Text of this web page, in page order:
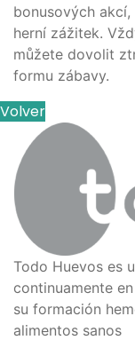
bonusových
herní zážitek.
můžete dovolit
formu zábavy.
Volver
Todo Huevos es
continuamente
su formación
alimentos sanos